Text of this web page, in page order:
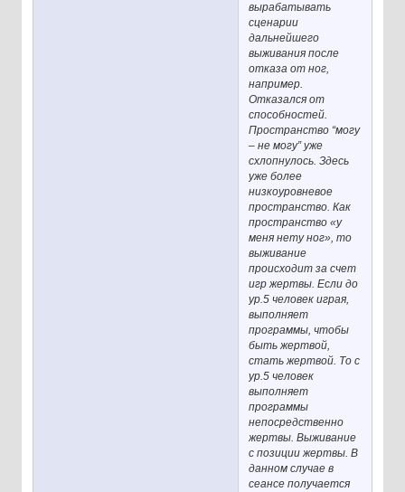
вырабатывать
сценарии
дальнейшего
выживания после
отказа от ног,
например.
Отказался от
способностей.
Пространство “могу
– не могу” уже
схлопнулось. Здесь
уже более
низкоуровневое
пространство. Как
пространство «у
меня нету ног», то
выживание
происходит за счет
игр жертвы. Если до
ур.5 человек играя,
выполняет
программы, чтобы
быть жертвой,
стать жертвой. То с
ур.5 человек
выполняет
программы
непосредственно
жертвы. Выживание
с позиции жертвы. В
данном случае в
сеансе получается